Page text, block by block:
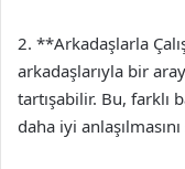
2. **Arkadaşlarla
arkadaşlarıyla bir
tartışabilir. Bu, farklı
daha iyi